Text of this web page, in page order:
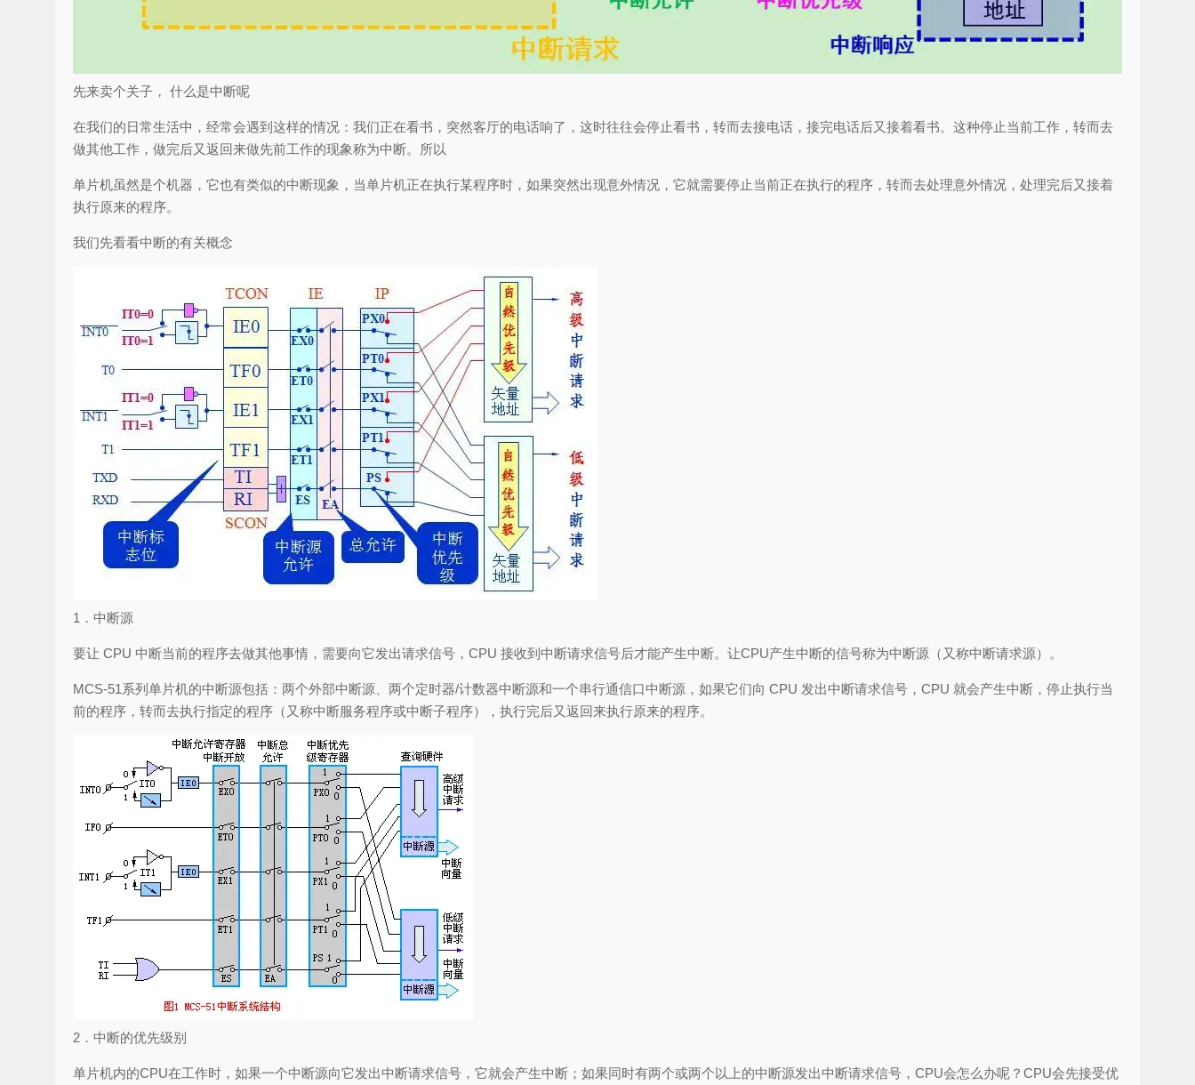
先来卖个关子， 什么是中断呢
在我们的日常生活中，经常会遇到这样的情况：我们正在看书，突然客厅的电话响了，这时往往会停止看书，转而去接电话，接完电话后又接着看书。这种停止当前工作，转而去
做其他工作，做完后又返回来做先前工作的现象称为中断。所以
单片机虽然是个机器，它也有类似的中断现象，当单片机正在执行某程序时，如果突然出现意外情况，它就需要停止当前正在执行的程序，转而去处理意外情况，处理完后又接着
执行原来的程序。
我们先看看中断的有关概念
1．中断源
要让 CPU 中断当前的程序去做其他事情，需要向它发出请求信号，CPU 接收到中断请求信号后才能产生中断。让CPU产生中断的信号称为中断源（又称中断请求源）。
MCS-51系列单片机的中断源包括：两个外部中断源、两个定时器/计数器中断源和一个串行通信口中断源，如果它们向 CPU 发出中断请求信号，CPU 就会产生中断，停止执行当
前的程序，转而去执行指定的程序（又称中断服务程序或中断子程序），执行完后又返回来执行原来的程序。
2．中断的优先级别
单片机内的CPU在工作时，如果一个中断源向它发出中断请求信号，它就会产生中断；如果同时有两个或两个以上的中断源发出中断请求信号，CPU会怎么办呢？CPU会先接受优